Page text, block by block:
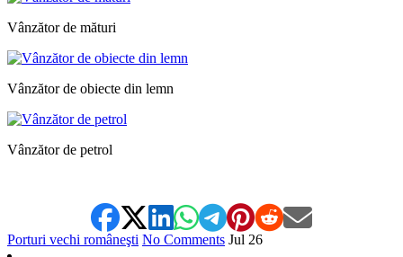
Vânzător de mături
Vânzător de obiecte din lemn
Vânzător de petrol
Porturi vechi româneşti No Comments Jul 26